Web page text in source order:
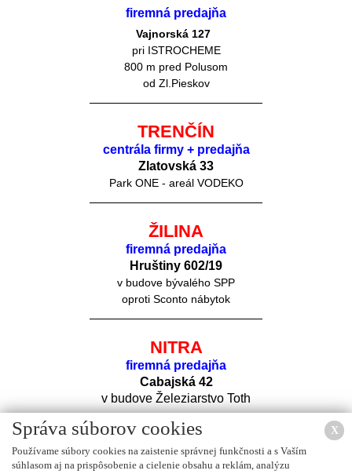
firemná predajňa
Vajnorská 127
pri ISTROCHEME
800 m pred Polusom
od Zl.Pieskov
TRENČÍN
centrála firmy + predajňa
Zlatovská 33
Park ONE - areál VODEKO
ŽILINA
firemná predajňa
Hruštiny 602/19
v budove bývalého SPP
oproti Sconto nábytok
NITRA
firemná predajňa
Cabajská 42
v budove Železiarstvo Toth
X
Správa súborov cookies
Používame súbory cookies na zaistenie správnej funkčnosti a s Vaším
súhlasom aj na prispôsobenie a cielenie obsahu a reklám, analýzu